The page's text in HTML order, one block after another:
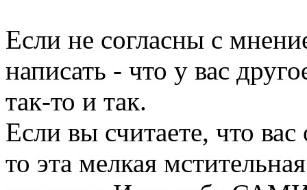
Если не согласны с
написать - что у вас
так-то и так.
Если вы считаете, что
то эта мелкая